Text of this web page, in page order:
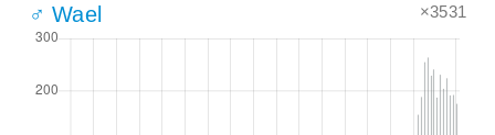
♂ Wael ×3531